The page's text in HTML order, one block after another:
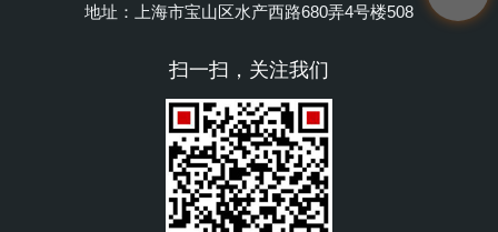
地址：上海市宝山区水产西路680弄4号楼508
扫一扫，关注我们